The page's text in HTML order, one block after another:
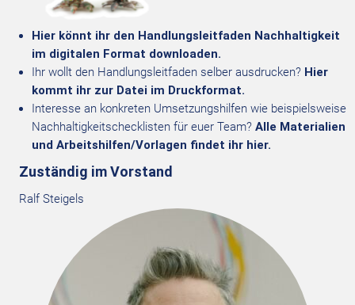
Hier könnt ihr den Handlungsleitfaden Nachhaltigkeit
im digitalen Format downloaden.
Ihr wollt den Handlungsleitfaden selber ausdrucken? Hier
kommt ihr zur Datei im Druckformat.
Interesse an konkreten Umsetzungshilfen wie beispielsweise
Nachhaltigkeitschecklisten für euer Team? Alle Materialien
und Arbeitshilfen/Vorlagen findet ihr hier.
Zuständig im Vorstand
Ralf Steigels